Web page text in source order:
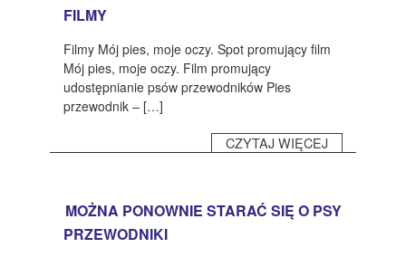
INSTYTUT TYFLOLOGICZNY
KONTAKT
1,5%
FILMY
Filmy Mój pies, moje oczy. Spot promujący film
Mój pies, moje oczy. Film promujący
udostępnianie psów przewodników Pies
przewodnik – […]
CZYTAJ WIĘCEJ
MOŻNA PONOWNIE STARAĆ SIĘ O PSY
PRZEWODNIKI